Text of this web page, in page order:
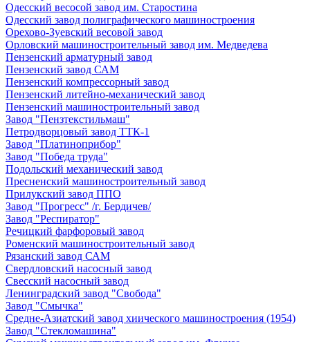
Одесский весосой завод им. Старостина
Одесский завод полиграфического машиностроения
Орехово-Зуевский весовой завод
Орловский машиностроительный завод им. Медведева
Пензенский арматурный завод
Пензенский завод САМ
Пензенский компрессорный завод
Пензенский литейно-механический завод
Пензенский машиностроительный завод
Завод "Пензтекстильмаш"
Петродворцовый завод ТТК-1
Завод "Платиноприбор"
Завод "Победа труда"
Подольский механический завод
Пресненский машиностроительный завод
Прилукский завод ППО
Завод "Прогресс" /г. Бердичев/
Завод "Респиратор"
Речицкий фарфоровый завод
Роменский машиностроительный завод
Рязанский завод САМ
Свердловский насосный завод
Свесский насосный завод
Ленинградский завод "Свобода"
Завод "Смычка"
Средне-Азиатский завод хиического машиностроения (1954)
Завод "Стекломашина"